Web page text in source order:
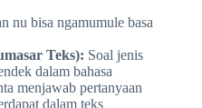
nu bisa ngamumule basa
Teks): Soal jenis
dalam bahasa
menjawab pertanyaan
dalam teks